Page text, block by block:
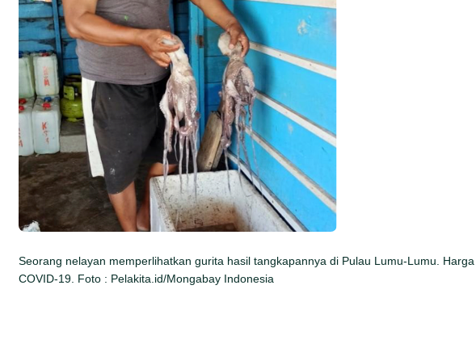
Seorang nelayan memperlihatkan gurita hasil tangkapannya di Pulau Lumu-Lumu.
COVID-19. Foto : Pelakita.id/Mongabay Indonesia